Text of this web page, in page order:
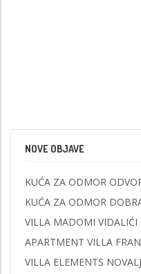
NOVE OBJAVE
KUĆA ZA ODMOR
KUĆA ZA ODMOR
VILLA MADOMI VIDALIĆI
APARTMENT VILLA
VILLA ELEMENTS